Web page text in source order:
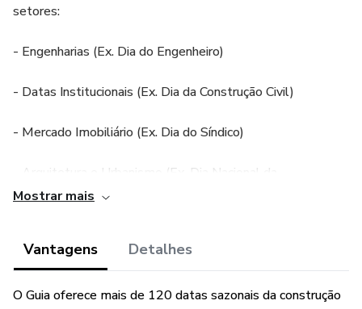
setores:
- Engenharias (Ex. Dia do Engenheiro)
- Datas Institucionais (Ex. Dia da Construção Civil)
- Mercado Imobiliário (Ex. Dia do Síndico)
- Arquitetura e Urbanismo (Ex. Dia Nacional da
Conservação do Solo)
Coração)
- Profissionais que atuam nas obras (Ex. Dia do Pedreiro)
Mostrar mais
Vantagens Detalhes
O Guia oferece mais de 120 datas sazonais da construção